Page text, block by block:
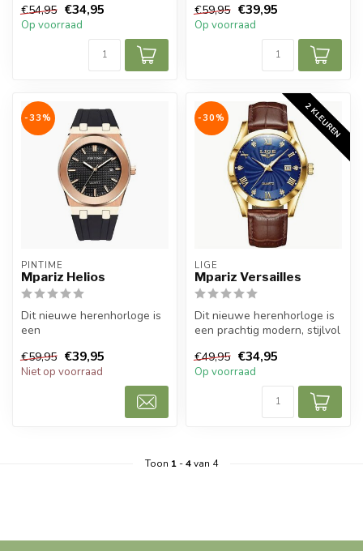
€54,95 €34,95
Op voorraad
€59,95 €39,95
Op voorraad
-33%
PINTIME
Mpariz Helios
Dit nieuwe herenhorloge is
een
herenho...
€59,95 €39,95
Niet op voorraad
2 KLEUREN
-30%
LIGE
Mpariz Versailles
Dit nieuwe herenhorloge is
een prachtig modern, stijlvol
€49,95 €34,95
Op voorraad
Toon 1-4van 4